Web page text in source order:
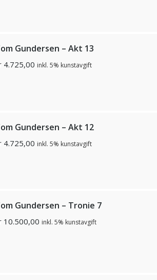
Gundersen – Akt 13
4.725,00 inkl. 5% kunstavgift
Gundersen – Akt 12
4.725,00 inkl. 5% kunstavgift
Gundersen – Tronie 7
10.500,00 inkl. 5% kunstavgift